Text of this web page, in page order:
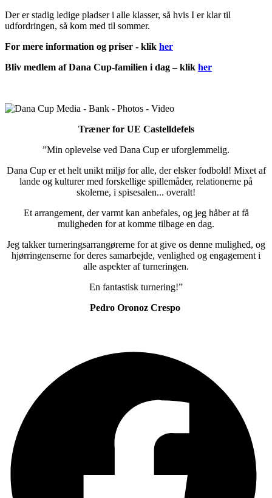
Der er stadig ledige pladser i alle klasser, så hvis I er klar til
udfordringen, så kom med til sommer.
For mere information og priser - klik her
Bliv medlem af Dana Cup-familien i dag – klik her
Træner for UE Castelldefels
”Min oplevelse ved Dana Cup er uforglemmelig.
Dana Cup er et helt unikt miljø for alle, der elsker fodbold! Mixet af
lande og kulturer med forskellige spillemåder, relationerne på
skolerne, i spisesalen... overalt!
Et arrangement, der varmt kan anbefales, og jeg håber at få
muligheden for at komme tilbage en dag.
Jeg takker turneringsarrangørerne for at give os denne mulighed, og
hjørringenserne for deres samarbejde, venlighed og engagement i
alle aspekter af turneringen.
En fantastisk turnering!”
Pedro Oronoz Crespo